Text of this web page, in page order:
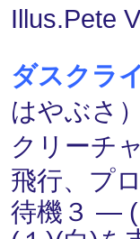
Illus.Pete
ダスクラ
はやぶさ
クリーチ
飛行、プ
待機３ ― (